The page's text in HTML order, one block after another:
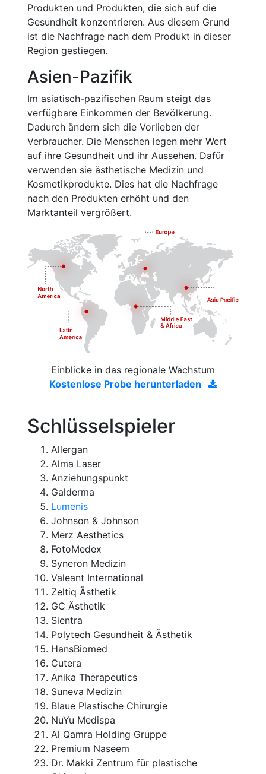
Produkten und Produkten, die sich auf die
Gesundheit konzentrieren. Aus diesem Grund
ist die Nachfrage nach dem Produkt in dieser
Region gestiegen.
Asien-Pazifik
Im asiatisch-pazifischen Raum steigt das
verfügbare Einkommen der Bevölkerung.
Dadurch ändern sich die Vorlieben der
Verbraucher. Die Menschen legen mehr Wert
auf ihre Gesundheit und ihr Aussehen. Dafür
verwenden sie ästhetische Medizin und
Kosmetikprodukte. Dies hat die Nachfrage
nach den Produkten erhöht und den
Marktanteil vergrößert.
Einblicke in das regionale Wachstum
Kostenlose Probe herunterladen
Schlüsselspieler
Allergan
Alma Laser
Anziehungspunkt
Galderma
Lumenis
Johnson & Johnson
Merz Aesthetics
FotoMedex
Syneron Medizin
Valeant International
Zeltiq Ästhetik
GC Ästhetik
Sientra
Polytech Gesundheit & Ästhetik
HansBiomed
Cutera
Anika Therapeutics
Suneva Medizin
Blaue Plastische Chirurgie
NuYu Medispa
Al Qamra Holding Gruppe
Premium Naseem
Dr. Makki Zentrum für plastische